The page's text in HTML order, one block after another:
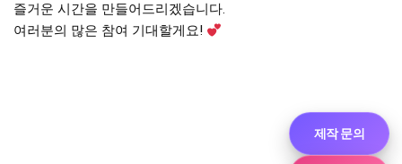
즐거운 시간을 만들어드리겠습니다.
여러분의 많은 참여 기대할게요!
제작 문의